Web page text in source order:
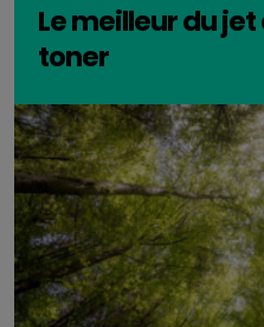
Le meilleur du
toner